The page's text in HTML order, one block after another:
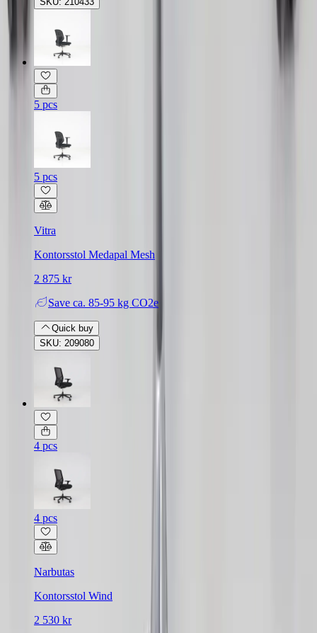
5 pcs
5 pcs
Vitra
Kontorsstol Medapal Mesh
2 875 kr
Save ca. 85-95 kg CO2e
Quick buy
SKU: 209080
4 pcs
4 pcs
Narbutas
Kontorsstol Wind
2 530 kr